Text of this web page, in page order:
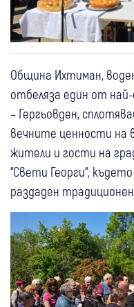
Община Ихтиман,
отбеляза един от
– Гергьовден,
вечните ценности на
жители и гости на
“Свети Георги“,
раздаден